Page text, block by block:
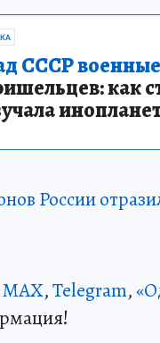
СССР военные
как
России
MAX,Telegram,